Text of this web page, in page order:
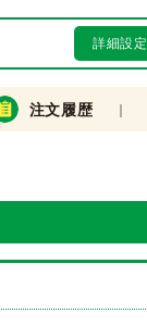
詳細設定
注文履歴